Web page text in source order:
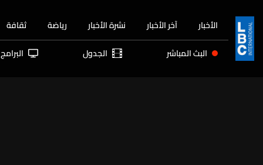
الأخبار آخر الأخبار نشرة الأخبار رياضة ثقافة
البث المباشر الجدول البرامج